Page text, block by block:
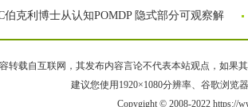
伯克利博士从认知POMDP 隐式部分可观察解
转载自互联网，其发布内容言论不代表本站观点，如果
建议您使用1920×1080分辨率、谷歌浏览
Copygight © 2008-2022 https://